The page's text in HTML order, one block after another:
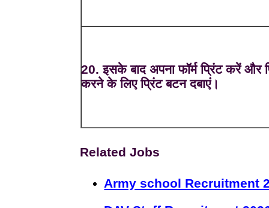
20. इसके बाद अपना फॉर्म प्रिंट करें और
करने के लिए प्रिंट बटन दबाएं।
Related Jobs
Army school Recruitment